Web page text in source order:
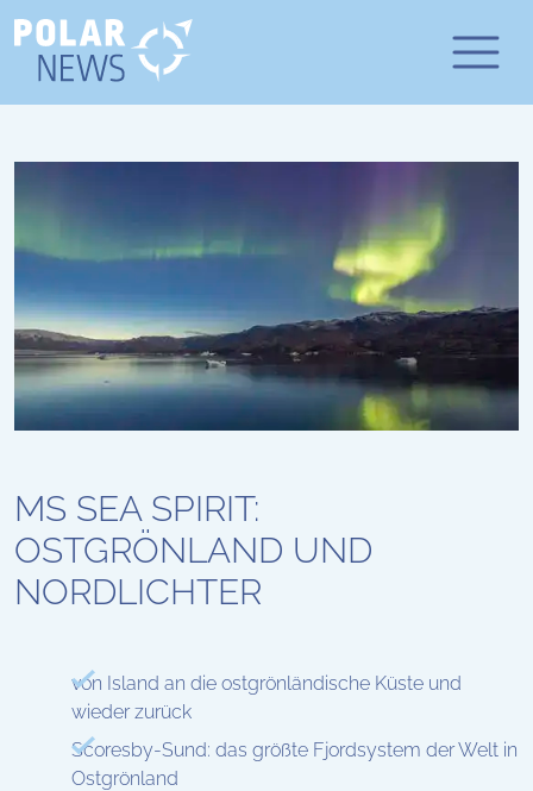
MS SEA SPIRIT:
OSTGRÖNLAND UND
NORDLICHTER
von Island an die ostgrönländische Küste und
wieder zurück
Scoresby-Sund: das größte Fjordsystem der Welt in
Ostgrönland